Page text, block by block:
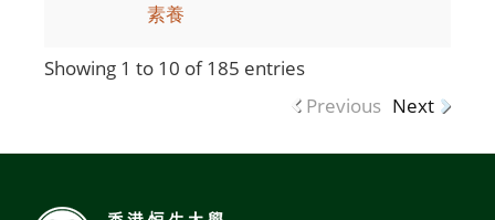
素養
Showing 1 to 10 of 185 entries
Previous Next